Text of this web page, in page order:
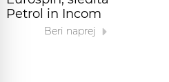
Petrol in Incom
Beri naprej